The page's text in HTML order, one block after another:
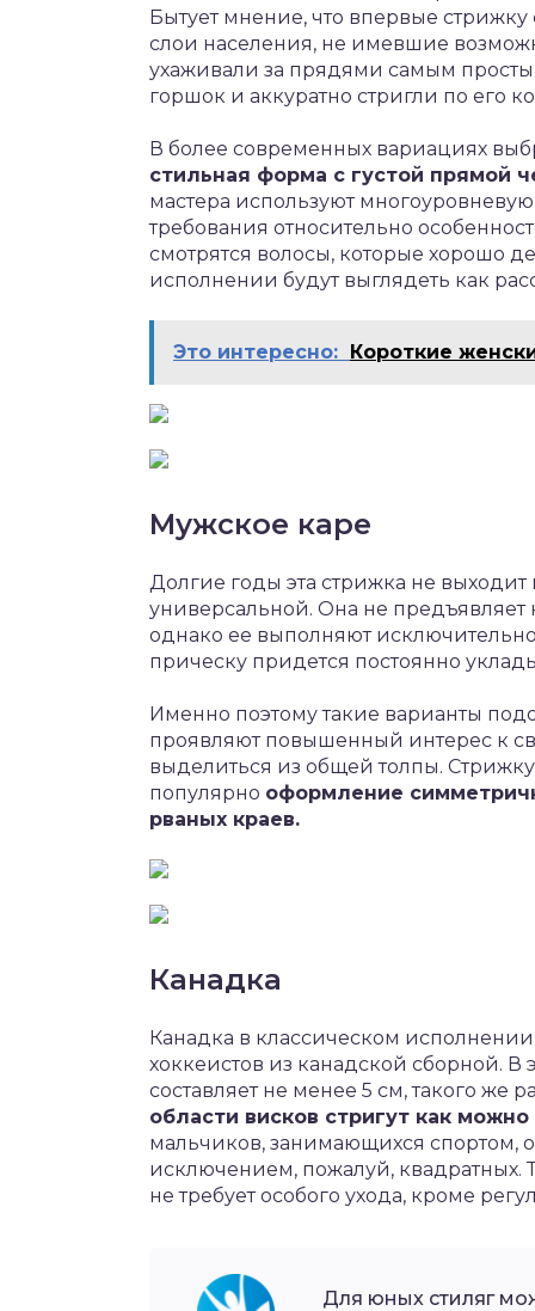
Бытует мнение, что впервые
слои населения, не имевшие
ухаживали за прядями самым
горшок и аккуратно стригли по его
В более современных вариациях
стильная форма с густой прямой
мастера используют
требования относительно
смотрятся волосы, которые хорошо
исполнении будут выглядеть как
Это интересно: Короткие
Мужское каре
Долгие годы эта стрижка не
универсальной. Она не предъявляет
однако ее выполняют
прическу придется постоянно
Именно поэтому такие варианты
проявляют повышенный интерес к
выделиться из общей толпы.
популярно оформление
рваных краев.
Канадка
Канадка в классическом
хоккеистов из канадской сборной.
составляет не менее 5 см, такого же
области висков стригут как можно
мальчиков, занимающихся спортом,
исключением, пожалуй, квадратных.
не требует особого ухода, кроме
Для юных стиляг